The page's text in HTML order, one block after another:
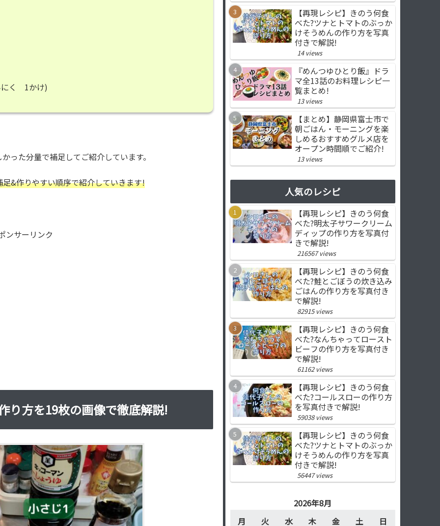
く 1かけ)
った分量で補足してご紹介しています。
足&作りやすい順序で紹介していきます!
ンサーリンク
り方を19枚の画像で徹底解説!
【再現レシピ】きのう何食
べた?ツナとトマトのぶっか
けそうめんの作り方を写真
付きで解説!
14 views
『めんつゆひとり飯』ドラ
マ全13話のお料理レシピ一
覧まとめ!
13 views
【まとめ】静岡県富士市で
朝ごはん・モーニングを楽
しめるおすすめグルメ店を
オープン時間順でご紹介!
13 views
人気のレシピ
【再現レシピ】きのう何食
べた?明太子サワークリーム
ディップの作り方を写真付
きで解説!
216567 views
【再現レシピ】きのう何食
べた?鮭とごぼうの炊き込み
ごはんの作り方を写真付き
で解説!
82915 views
【再現レシピ】きのう何食
べた?なんちゃってロースト
ビーフの作り方を写真付き
で解説!
61162 views
【再現レシピ】きのう何食
べた?コールスローの作り方
を写真付きで解説!
59038 views
【再現レシピ】きのう何食
べた?ツナとトマトのぶっか
けそうめんの作り方を写真
付きで解説!
56447 views
2026年8月
月
火 水 木 金 土 日